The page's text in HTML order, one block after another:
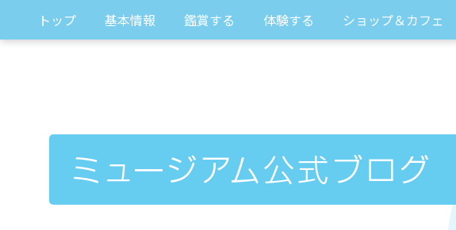
トップ 基本情報 鑑賞する 体験する ショップ＆カフェ